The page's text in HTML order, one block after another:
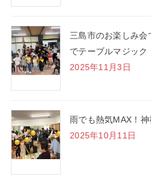
三島市のお楽しみ会
でテーブルマジック
2025年11月3日
雨でも熱気MAX！
2025年10月11日